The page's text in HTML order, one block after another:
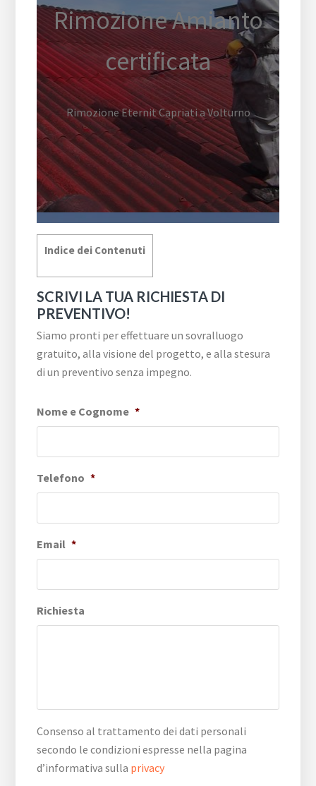
Rimozione Amianto
certificata
Rimozione Eternit Capriati a Volturno
Indice dei Contenuti
SCRIVI LA TUA RICHIESTA DI
PREVENTIVO!
Siamo pronti per effettuare un sovralluogo
gratuito, alla visione del progetto, e alla stesura
di un preventivo senza impegno.
Nome e Cognome *
Telefono *
Email *
Richiesta
Consenso al trattamento dei dati personali
secondo le condizioni espresse nella pagina
d’informativa sulla privacy